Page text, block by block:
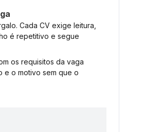
Cada CV exige leitura,
é repetitivo e segue
os requisitos da vaga
e o motivo sem que o